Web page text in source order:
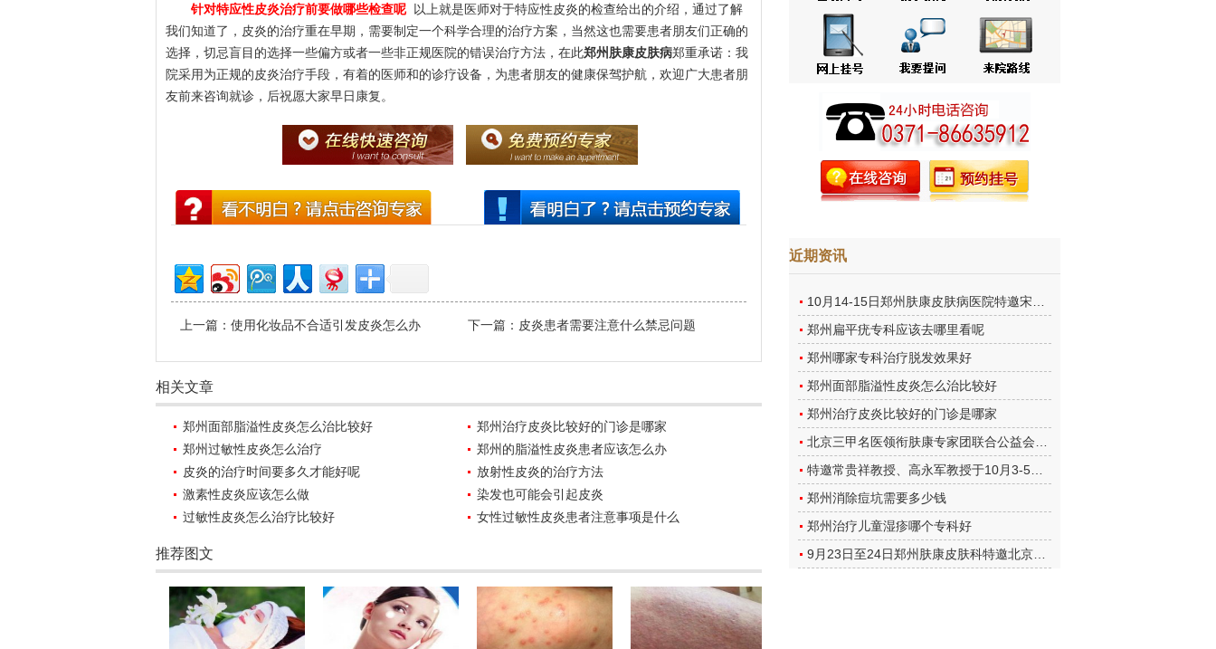
针对特应性皮炎治疗前要做哪些检查呢
以上就是医师对于特应性皮炎的检查给出的介绍，通过了解
我们知道了，皮炎的治疗重在早期，需要制定一个科学合理的治疗方案，当然这也需要患者朋友们正确的
选择，切忌盲目的选择一些偏方或者一些非正规医院的错误治疗方法，在此郑州肤康皮肤病郑重承诺：我
院采用为正规的皮炎治疗手段，有着的医师和的诊疗设备，为患者朋友的健康保驾护航，欢迎广大患者朋
友前来咨询就诊，后祝愿大家早日康复。
上一篇： 使用化妆品不合适引发皮炎怎么办 下一篇： 皮炎患者需要注意什么禁忌问题
相关文章
郑州面部脂溢性皮炎怎么治比较好
郑州治疗皮炎比较好的门诊是哪家
郑州过敏性皮炎怎么治疗
郑州的脂溢性皮炎患者应该怎么办
皮炎的治疗时间要多久才能好呢
放射性皮炎的治疗方法
激素性皮炎应该怎么做
染发也可能会引起皮炎
过敏性皮炎怎么治疗比较好
女性过敏性皮炎患者注意事项是什么
推荐图文
近期资讯
郑州扁平疣专科应该去哪里看呢
郑州哪家专科治疗脱发效果好
郑州面部脂溢性皮炎怎么治比较好
郑州治疗皮炎比较好的门诊是哪家
郑州消除痘坑需要多少钱
郑州治疗儿童湿疹哪个专科好